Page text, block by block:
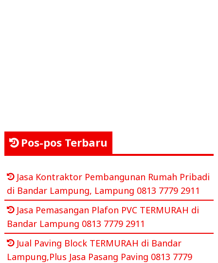
Pos-pos Terbaru
Jasa Kontraktor Pembangunan Rumah Pribadi
di Bandar Lampung, Lampung 0813 7779 2911
Jasa Pemasangan Plafon PVC TERMURAH di
Bandar Lampung 0813 7779 2911
Jual Paving Block TERMURAH di Bandar
Lampung,Plus Jasa Pasang Paving 0813 7779